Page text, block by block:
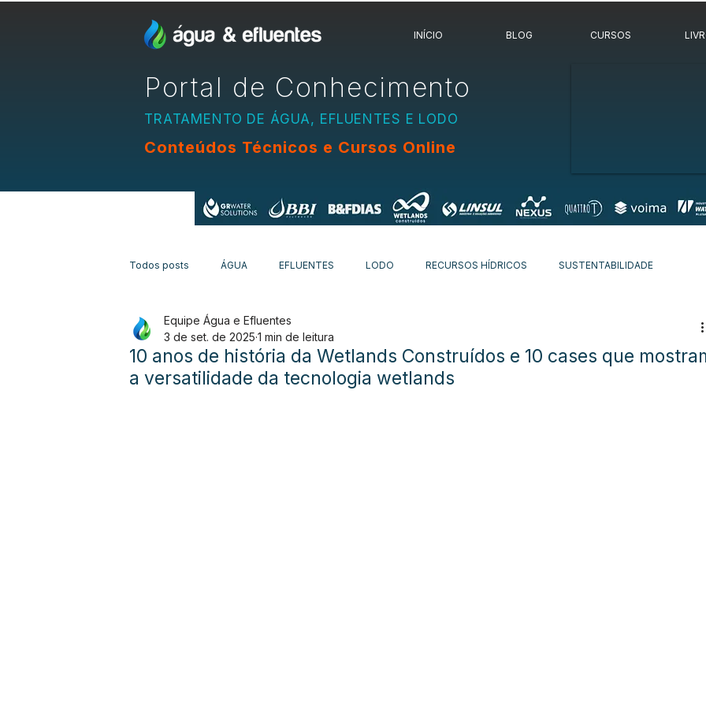
INÍCIO BLOG CURSOS
Portal de Conhecimento
TRATAMENTO DE ÁGUA, EFLUENTES E LODO
Conteúdos Técnicos e Cursos Online
Todos posts ÁGUA EFLUENTES LODO RECURSOS HÍDRICOS SUSTENTABILIDADE
EQUIPAMENTOS CURSOS
10 anos de história da Wetlands Construídos e 10 cases que
a versatilidade da tecnologia wetlands
Equipe Água e Efluentes
3 de set. de 2025 1 min de leitura